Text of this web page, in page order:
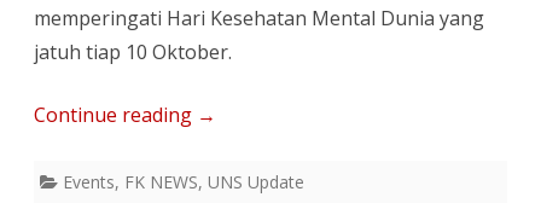
memperingati Hari Kesehatan Mental Dunia yang
jatuh tiap 10 Oktober.
Continue reading →
Events, FK NEWS, UNS Update